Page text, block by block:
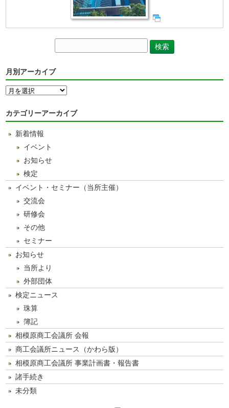
月別アーカイブ
月
ー
イ
カテゴリーアーカイブ
新着情報
イベント
お知らせ
検定
イベント・セミナー（当所主催）
交流会
研修会
その他
セミナー
お知らせ
当所より
外部団体
検定ニュース
珠算
簿記
相模原商工会議所 会報
商工会議所ニュース（かわら版）
相模原商工会議所 事業計画書・報告書
諸手続き
未分類